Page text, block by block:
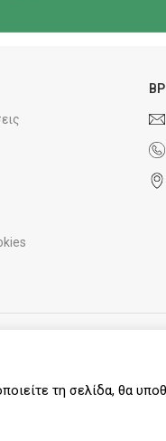
τη σελίδα, θα